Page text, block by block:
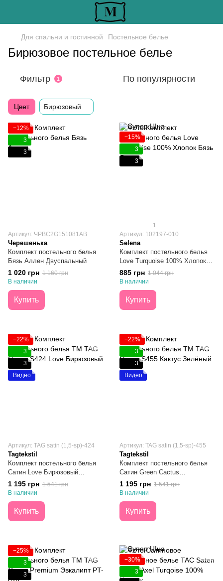
Для спальни и гостинной Постельное белье
Бирюзовое постельное белье
Фильтр 1 По популярности
Цвет Бирюзовый
−12%
3
3
Артикул: ЧРBC2G151081AB
Черешенька
Комплект постельного белья
Бязь Аллен Двуспальный
1 020 грн 1 160 грн
В наличии
Купить
−15%
3
3
1
Артикул: 102197-010
Selena
Комплект постельного белья
Love Turquoise 100% Хлопок
Бязь Люкс Полуторный
885 грн 1 044 грн
В наличии
Купить
−22%
3
3
Видео
Артикул: TAG satin (1,5-sp)-424
Tagtekstil
Комплект постельного белья
Сатин Love Бирюзовый
Полуторный
1 195 грн 1 541 грн
В наличии
Купить
−22%
3
3
Видео
Артикул: TAG satin (1,5-sp)-455
Tagtekstil
Комплект постельного белья
Сатин Green Cactus
Полуторный
1 195 грн 1 541 грн
В наличии
Купить
−25%
3
3
−30%
3